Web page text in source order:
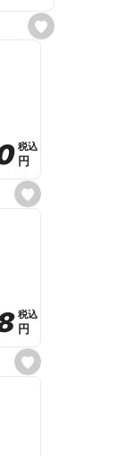
s
e
s
e
e
税込
税込
円
円
s
e
税込
税込
円
円